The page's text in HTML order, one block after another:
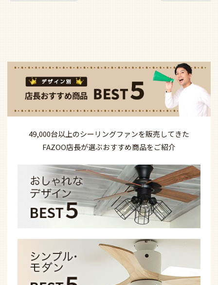
49,000台以上のシーリングファンを販売してきた
FAZOO店長が選ぶおすすめ商品をご紹介